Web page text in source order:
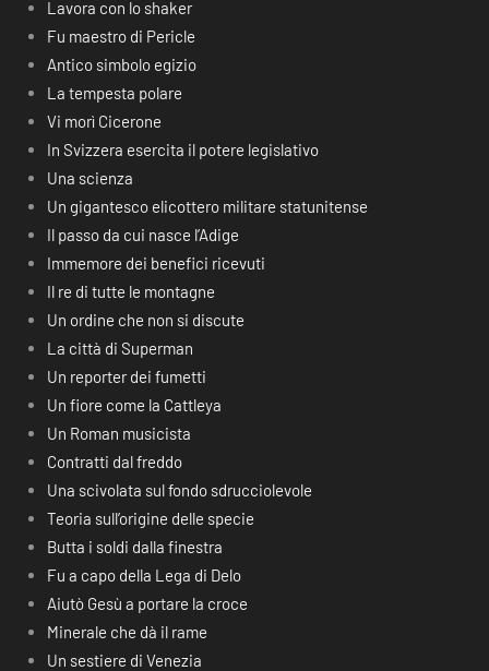
Lavora con lo shaker
Fu maestro di Pericle
Antico simbolo egizio
La tempesta polare
Vi morì Cicerone
In Svizzera esercita il potere legislativo
Una scienza
Un gigantesco elicottero militare statunitense
Il passo da cui nasce l’Adige
Immemore dei benefici ricevuti
Il re di tutte le montagne
Un ordine che non si discute
La città di Superman
Un reporter dei fumetti
Un fiore come la Cattleya
Un Roman musicista
Contratti dal freddo
Una scivolata sul fondo sdrucciolevole
Teoria sull’origine delle specie
Butta i soldi dalla finestra
Fu a capo della Lega di Delo
Aiutò Gesù a portare la croce
Minerale che dà il rame
Un sestiere di Venezia